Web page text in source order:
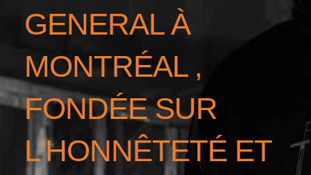
GENERAL À
MONTRÉAL ,
FONDÉE SUR
L'HONNÊTETÉ ET